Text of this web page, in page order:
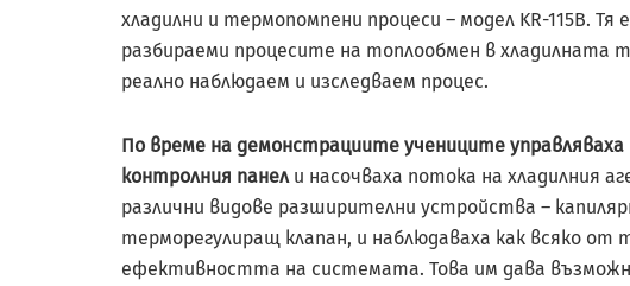
хладилни и термопомпени процеси – модел KR-115B. Тя
разбираеми процесите на топлообмен в хладилната
реално наблюдаем и изследваем процес.
По време на демонстрациите учениците
контролния панели насочваха потока на хладилния
различни видове разширителни устройства –
терморегулиращ клапан, и наблюдаваха как всяко от
ефективността на системата. Това им дава